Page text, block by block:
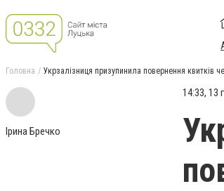
Головна Укрзалізниця призупинила повернення квитків
Ірина Бречко
14:33, 13